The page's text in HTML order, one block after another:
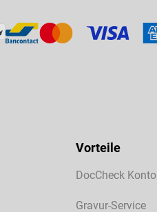
Vorteile
DocCheck Konto
Gravur-Service